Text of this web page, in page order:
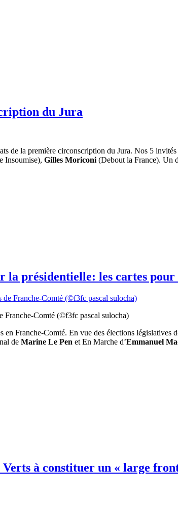
du Jura
de la première circonscription du Jura. Nos 5 invités
Insoumise), Gilles Moriconi (Debout la France). Un
la présidentielle: les cartes
Franche-Comté (©f3fc pascal sulocha)
Franche-Comté. En vue des élections législatives
de Marine Le Pen et En Marche d’Emmanuel
à constituer un « large